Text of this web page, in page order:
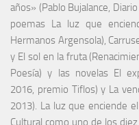
años» (Pablo Bujalance,
poemas La luz que
Hermanos Argensola),
y El sol en la fruta
Poesía) y las novelas El
2016, premio Tiflos) y La
2013). La luz que enciende
Cultural como uno de los